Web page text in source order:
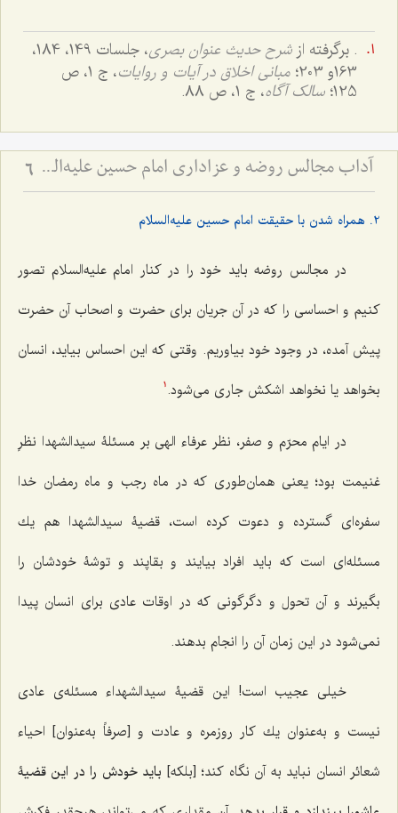
. برگرفته از شرح حدیث عنوان بصری
، جلسات 149، 184،
163و 203؛
مبانی اخلاق در آیات و روایات
، ج 1، ص
125؛ سالک آگاه، ج 1، ص 88.
آداب مجالس روضه و عزاداری امام حسین علیه‌السلام - و توصیه‌های بزرگان دربارۀ ماه‌های محرّم و صفر 6
2. همراه شدن با حقیقت امام حسین علیه‌السلام
در مجالس روضه باید خود را در کنار امام علیه‌السلام تصور
کنیم و احساسی را که در آن جریان برای حضرت و اصحاب آن حضرت
پیش آمده، در وجود خود بیاوریم. وقتی که این احساس بیاید، انسان
بخواهد یا نخواهد اشکش جاری می‌شود. 1
در ايام محرّم و صفر، نظر عرفاء الهى بر مسئلۀ سيدالشهدا نظرِ
غنيمت بود؛ يعنى همان‌طورى كه در ماه رجب و ماه رمضان خدا
سفره‌اى گسترده و دعوت کرده است، قضيۀ سيدالشهدا هم يك
مسئله‌اى است كه بايد افراد بيايند و بقاپند و توشۀ خودشان را
بگيرند و آن تحول و دگرگونى كه در اوقات عادى براى انسان پيدا
نمى‌شود در اين زمان آن را انجام بدهند.
خيلى عجيب است! اين قضيۀ سيدالشهداء مسئله‌ى عادى
نيست و به‌عنوان يك كار روزمره و عادت و [صرفاً به‌عنوان] احياء
شعائر انسان نبايد به آن نگاه كند؛ [بلکه] بايد خودش را در اين قضيۀ